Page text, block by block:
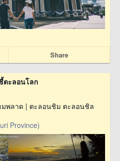
Share
ตะลอนโลก
มพลาด | ตะลอนชิม ตะลอนชิล
Province)